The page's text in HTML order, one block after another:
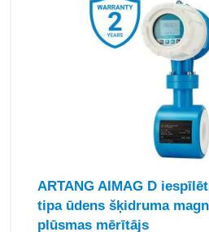
ARTANG AIMAG D
tipa ūdens šķidruma
plūsmas mērītājs